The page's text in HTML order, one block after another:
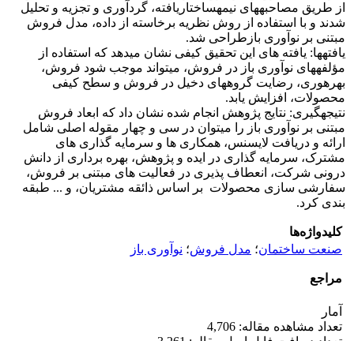
از طریق مصاحبه‎های نیمه‎ساختاریافته، گردآوری و تجزیه و تحلیل
شدند و با استفاده از روش نظریه برخاسته از داده، مدل فروش
مبتنی بر نوآوری بازطراحی شد.
یافته‎ها: یافته های این تحقیق کیفی نشان می‎دهد که استفاده از
مؤلفه‎های نوآوری باز در فروش، می‎تواند موجب شود فروش،
بهره‎وری، رضایت گروه‎های دخیل در فروش و سطح کیفی
محصولات، افزایش یابد.
نتیجه‎گیری: نتایج پژوهش انجام شده نشان داد که ابعاد فروش
مبتنی بر نوآوری باز را می‎توان در سی و چهار مقوله اصلی شامل
ارائه و دریافت لایسنس، همکاری ها و سرمایه گذاری های
مشترک، سرمایه گذاری در ایده و پژوهش، بهره برداری از دانش
درونی شرکت، انعطاف پذیری در فعالیت های مبتنی بر فروش،
سفارشی سازی محصولات بر اساس ذائقه مشتریان، و ... طبقه
بندی کرد.
کلیدواژه‌ها
صنعت ساختمان؛ مدل فروش؛ نوآوری باز
مراجع
آمار
تعداد مشاهده مقاله: 4,706